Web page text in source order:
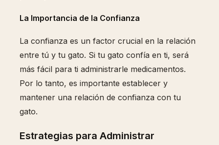
La Importancia de la Confianza
La confianza es un factor crucial en la relación
entre tú y tu gato. Si tu gato confía en ti, será
más fácil para ti administrarle medicamentos.
Por lo tanto, es importante establecer y
mantener una relación de confianza con tu
gato.
Estrategias para Administrar